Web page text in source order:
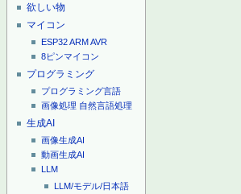
欲しい物
マイコン
ESP32ARMAVR
8ピンマイコン
プログラミング
プログラミング言語
画像処理 自然言語処理
生成AI
画像生成AI
動画生成AI
LLM
LLM/モデル/日本語